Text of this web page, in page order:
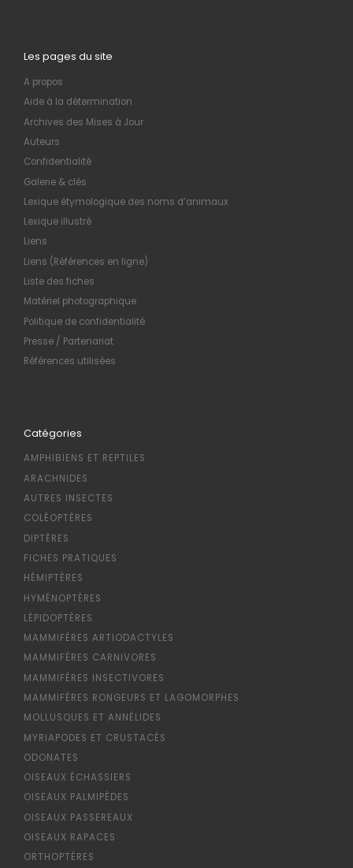
Les pages du site
A propos
Aide à la détermination
Archives des Mises à Jour
Auteurs
Confidentialité
Galerie & clés
Lexique étymologique des noms d’animaux
Lexique illustré
Liens
Liens (Références en ligne)
Liste des fiches
Matériel photographique
Politique de confidentialité
Presse / Partenariat
Références utilisées
Catégories
AMPHIBIENS ET REPTILES
ARACHNIDES
AUTRES INSECTES
COLÉOPTÈRES
DIPTÈRES
FICHES PRATIQUES
HÉMIPTÈRES
HYMÉNOPTÈRES
LÉPIDOPTÈRES
MAMMIFÈRES ARTIODACTYLES
MAMMIFÈRES CARNIVORES
MAMMIFÈRES INSECTIVORES
MAMMIFÈRES RONGEURS ET LAGOMORPHES
MOLLUSQUES ET ANNÉLIDES
MYRIAPODES ET CRUSTACÉS
ODONATES
OISEAUX ÉCHASSIERS
OISEAUX PALMIPÈDES
OISEAUX PASSEREAUX
OISEAUX RAPACES
ORTHOPTÈRES